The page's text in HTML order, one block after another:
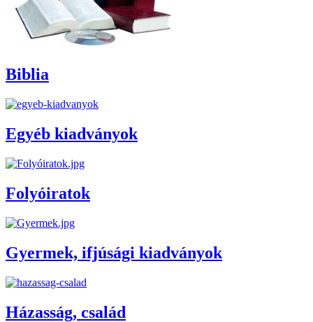
Biblia
Egyéb kiadványok
Folyóiratok
Gyermek, ifjúsági kiadványok
Házasság, család